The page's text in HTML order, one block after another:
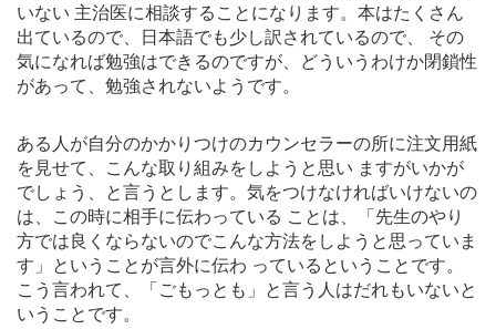
いない 主治医に相談することになります。本はたくさん
出ているので、日本語でも少し訳されているので、 その
気になれば勉強はできるのですが、どういうわけか閉鎖性
があって、勉強されないようです。
ある人が自分のかかりつけのカウンセラーの所に注文用紙
を見せて、こんな取り組みをしようと思い ますがいかが
でしょう、と言うとします。気をつけなければいけないの
は、この時に相手に伝わっている ことは、「先生のやり
方では良くならないのでこんな方法をしようと思っていま
す」ということが言外に伝わ っているということです。
こう言われて、「ごもっとも」と言う人はだれもいないと
いうことです。